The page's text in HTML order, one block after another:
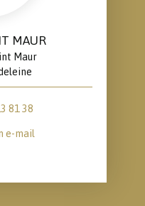
MAUR
Maur
81 38
e-mail